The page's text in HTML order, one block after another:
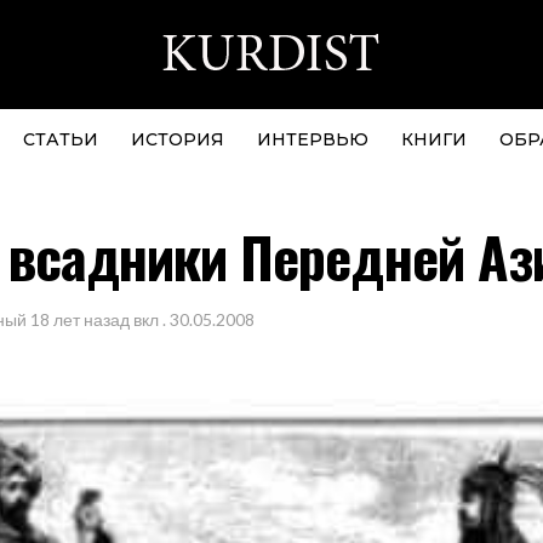
СТАТЬИ ИСТОРИЯ ИНТЕРВЬЮ КНИГИ
Передней
18 лет назад вкл . 30.05.2008